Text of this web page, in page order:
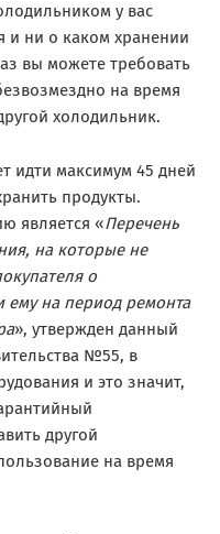
у вас
и ни о каком хранении
вы можете требовать
на время
холодильник.
идти максимум 45 дней
продукты.
является «Перечень
на которые не
о
ему на период ремонта
», утвержден данный
№55, в
и это значит,
другой
на время